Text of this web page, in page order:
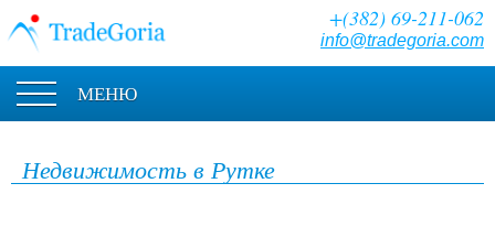
+(382) 69-211-062
info@tradegoria.com
МЕНЮ
Недвижимость в Рутке